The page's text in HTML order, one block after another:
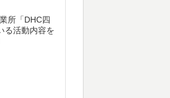
所「DHC四
る活動内容を